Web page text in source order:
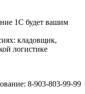
1С будет вашим
кладовщик,
логистике
8-903-803-99-99